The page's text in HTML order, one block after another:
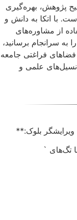
پژوهش، بهره‌گیری
با اتکا به دانش و
از مشاوره‌های
به سرانجام برسانید،
فضاهای فراغتی جامعه
علمی و
بلوک:**